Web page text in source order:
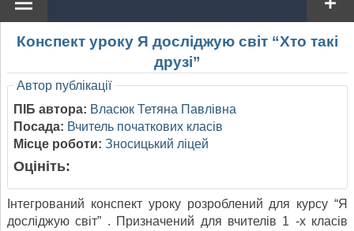
Конспект уроку Я досліджую світ “Хто такі
друзі”
Автор публікації
ПІБ автора: Власюк Тетяна Павлівна
Посада: Вчитель початкових класів
Місце роботи: Зносицький ліцей
Оцініть:
Інтегрований конспект уроку розроблений для курсу “Я
досліджую світ” . Призначений для вчителів 1 -х класів